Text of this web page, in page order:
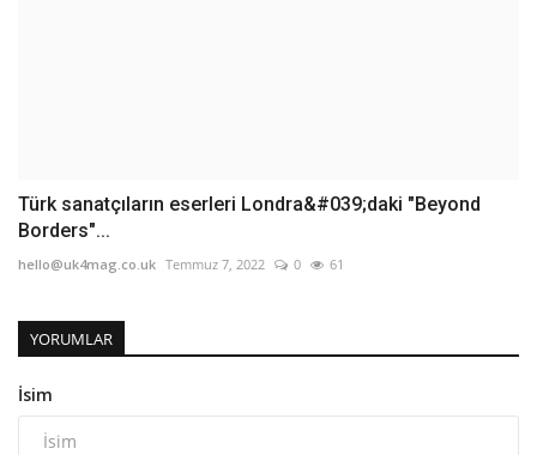
Türk sanatçıların eserleri Londra&#039;daki "Beyond
Borders"...
hello@uk4mag.co.uk Temmuz 7, 2022 0 61
YORUMLAR
İsim